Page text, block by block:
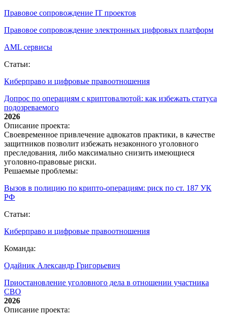
Правовое сопровождение IT проектов
Правовое сопровождение электронных цифровых платформ
AML сервисы
Статьи:
Киберправо и цифровые правоотношения
Допрос по операциям с криптовалютой: как избежать статуса
подозреваемого
2026
Описание проекта:
Своевременное привлечение адвокатов практики, в качестве
защитников позволит избежать незаконного уголовного
преследования, либо максимально снизить имеющиеся
уголовно-правовые риски.
Решаемые проблемы:
Вызов в полицию по крипто‑операциям: риск по ст. 187 УК
РФ
Статьи:
Киберправо и цифровые правоотношения
Команда:
Одайник Александр Григорьевич
Приостановление уголовного дела в отношении участника
СВО
2026
Описание проекта: